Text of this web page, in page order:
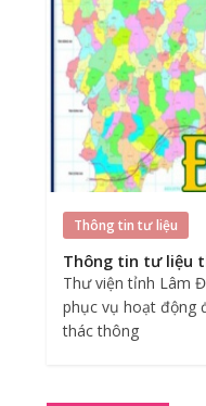
Thông tin tư liệu
Thông tin tư liệu
Thư viện tỉnh Lâm
phục vụ hoạt động
thác thông